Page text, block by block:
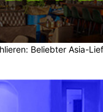
Beliebter Asia-